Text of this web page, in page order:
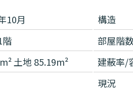
10月 構造
階
部屋階
土地 85.19m² 建蔽率/
現況